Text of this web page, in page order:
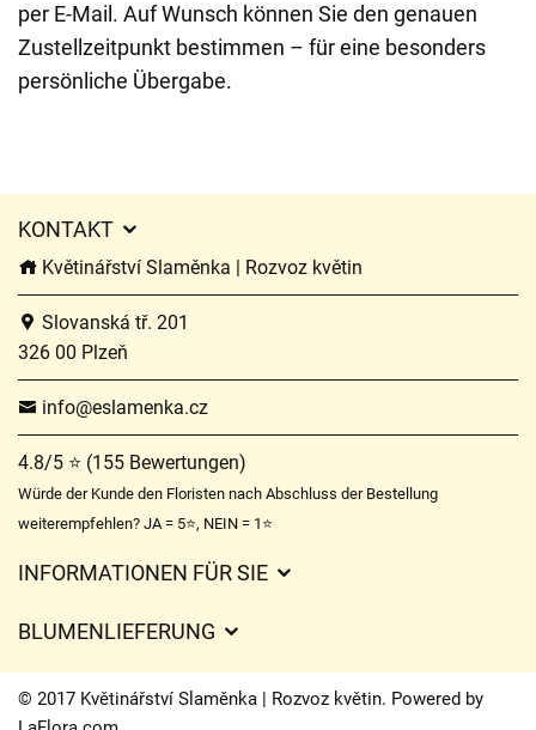
per E-Mail. Auf Wunsch können Sie den genauen
Zustellzeitpunkt bestimmen – für eine besonders
persönliche Übergabe.
KONTAKT
Květinářství Slaměnka | Rozvoz květin
Slovanská tř. 201
326 00 Plzeň
info@eslamenka.cz
4.8/5 ⭐ (155 Bewertungen)
Würde der Kunde den Floristen nach Abschluss der Bestellung
weiterempfehlen? JA = 5⭐, NEIN = 1⭐
INFORMATIONEN FÜR SIE
Lieferzeiten für Blumen – Übersicht der Möglichkeiten
BLUMENLIEFERUNG
Liefergebühren
Wohin wir Blumen liefern
© 2017 Květinářství Slaměnka | Rozvoz květin. Powered by